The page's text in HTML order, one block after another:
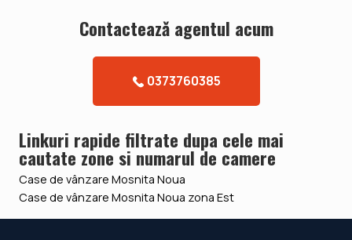
Contacteazǎ agentul acum
0373760385
Linkuri rapide filtrate dupa cele mai
cautate zone si numarul de camere
Case de vânzare Mosnita Noua
Case de vânzare Mosnita Noua zona Est